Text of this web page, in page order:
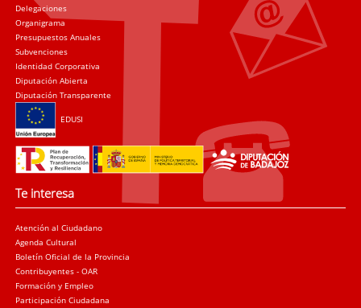
Delegaciones
Organigrama
Presupuestos Anuales
Subvenciones
Identidad Corporativa
Diputación Abierta
Diputación Transparente
EDUSI
Te interesa
Atención al Ciudadano
Agenda Cultural
Boletín Oficial de la Provincia
Contribuyentes - OAR
Formación y Empleo
Participación Ciudadana